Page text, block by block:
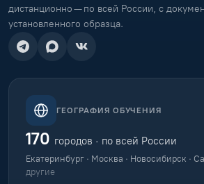
дистанционно — по всей России, с
установленного образца.
ГЕОГРАФИЯ ОБУЧЕНИЯ
170 городов · по всей России
Екатеринбург · Москва · Новосибирск ·
другие